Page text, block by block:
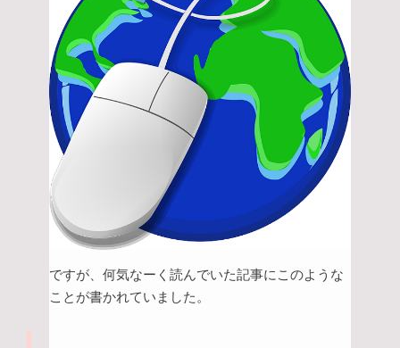
ですが、何気なーく読んでいた記事にこのような
ことが書かれていました。